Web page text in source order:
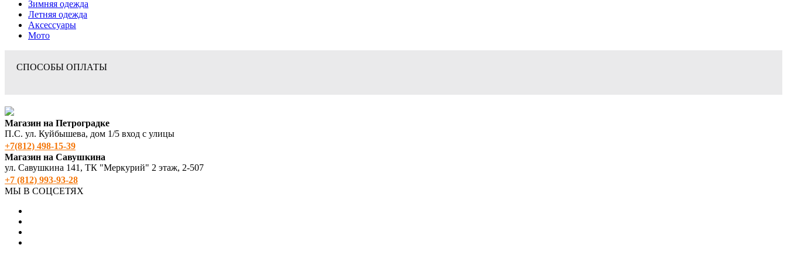
Зимняя одежда
Летняя одежда
Аксессуары
Мото
СПОСОБЫ ОПЛАТЫ
Магазин на Петроградке
П.С. ул. Куйбышева, дом 1/5 вход с улицы
+7(812) 498‑15-39
Магазин на Савушкина
ул. Савушкина 141, ТК "Меркурий" 2 этаж, 2-507
+7 (812) 993-93-28
МЫ В СОЦСЕТЯХ